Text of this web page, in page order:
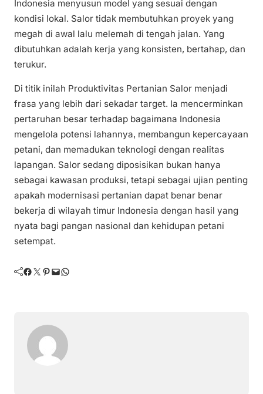
Indonesia menyusun model yang sesuai dengan
kondisi lokal. Salor tidak membutuhkan proyek yang
megah di awal lalu melemah di tengah jalan. Yang
dibutuhkan adalah kerja yang konsisten, bertahap, dan
terukur.
Di titik inilah Produktivitas Pertanian Salor menjadi
frasa yang lebih dari sekadar target. Ia mencerminkan
pertaruhan besar terhadap bagaimana Indonesia
mengelola potensi lahannya, membangun kepercayaan
petani, dan memadukan teknologi dengan realitas
lapangan. Salor sedang diposisikan bukan hanya
sebagai kawasan produksi, tetapi sebagai ujian penting
apakah modernisasi pertanian dapat benar benar
bekerja di wilayah timur Indonesia dengan hasil yang
nyata bagi pangan nasional dan kehidupan petani
setempat.
Facebook Twitter Pinterest Mail WhatsApp